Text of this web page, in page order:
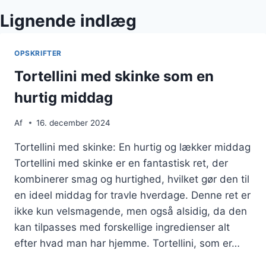
Lignende indlæg
OPSKRIFTER
Tortellini med skinke som en
hurtig middag
Af 16. december 2024
Tortellini med skinke: En hurtig og lækker middag
Tortellini med skinke er en fantastisk ret, der
kombinerer smag og hurtighed, hvilket gør den til
en ideel middag for travle hverdage. Denne ret er
ikke kun velsmagende, men også alsidig, da den
kan tilpasses med forskellige ingredienser alt
efter hvad man har hjemme. Tortellini, som er…